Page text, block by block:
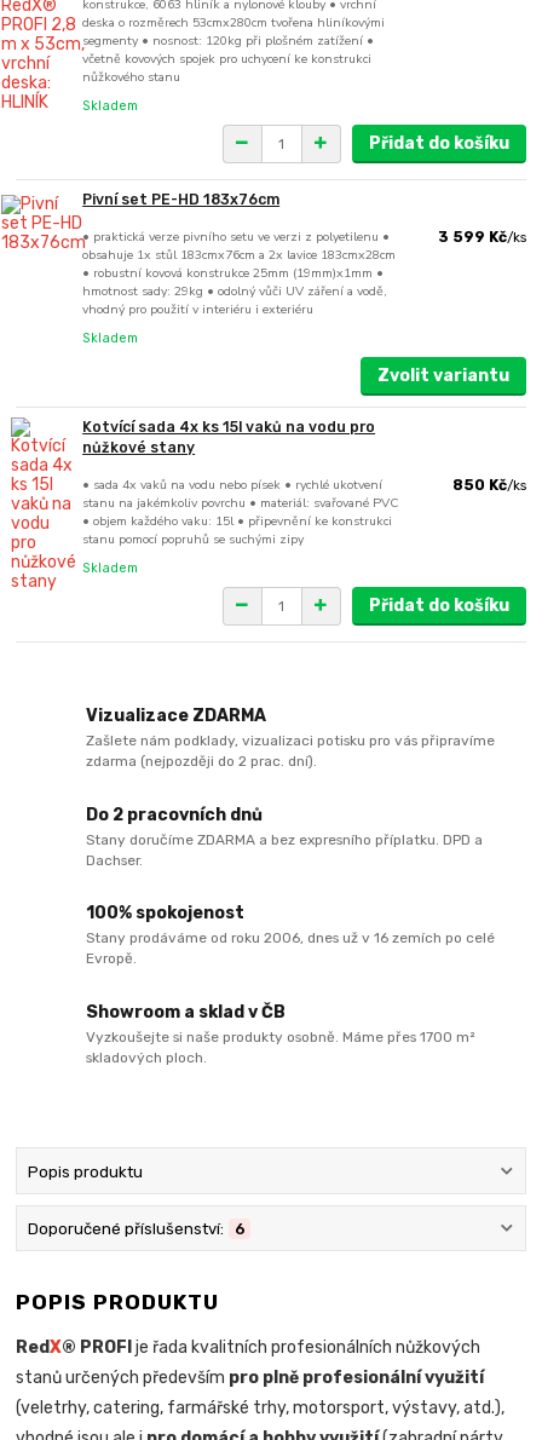
konstrukce, 6063 hliník a nylonové klouby • vrchní
deska o rozměrech 53cmx280cm tvořena hliníkovými
segmenty • nosnost: 120kg při plošném zatížení •
včetně kovových spojek pro uchycení ke konstrukci
nůžkového stanu
Skladem
Přidat do košíku
Pivní set PE-HD 183x76cm
• praktická verze pivního setu ve verzi z polyetilenu •
obsahuje 1x stůl 183cmx76cm a 2x lavice 183cmx28cm
• robustní kovová konstrukce 25mm (19mm)x1mm •
hmotnost sady: 29kg • odolný vůči UV záření a vodě,
vhodný pro použití v interiéru i exteriéru
3 599 Kč/ks
Skladem
Zvolit variantu
Kotvící sada 4x ks 15l vaků na vodu pro
nůžkové stany
• sada 4x vaků na vodu nebo písek • rychlé ukotvení
stanu na jakémkoliv povrchu • materiál: svařované PVC
• objem každého vaku: 15l • připevnění ke konstrukci
stanu pomocí popruhů se suchými zipy
850 Kč/ks
Skladem
Přidat do košíku
Vizualizace ZDARMA
Zašlete nám podklady, vizualizaci potisku pro vás připravíme
zdarma (nejpozději do 2 prac. dní).
Do 2 pracovních dnů
Stany doručíme ZDARMA a bez expresního příplatku. DPD a
Dachser.
100% spokojenost
Stany prodáváme od roku 2006, dnes už v 16 zemích po celé
Evropě.
Showroom a sklad v ČB
Vyzkoušejte si naše produkty osobně. Máme přes 1700 m²
skladových ploch.
Popis produktu
Doporučené příslušenství: 6
POPIS PRODUKTU
RedX® PROFI je řada kvalitních profesionálních nůžkových
stanů určených především pro plně profesionální využití
(veletrhy, catering, farmářské trhy, motorsport, výstavy, atd.),